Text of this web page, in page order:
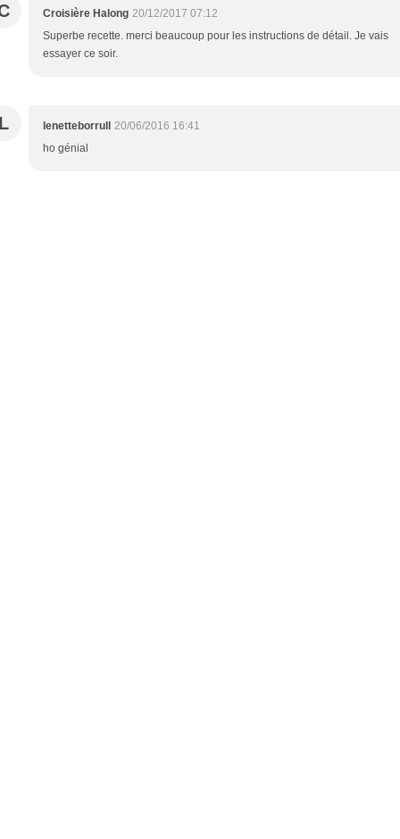
Croisière Halong 20/12/2017 07:12
Superbe recette. merci beaucoup pour les instructions de détail. Je vais
essayer ce soir.
lenetteborrull
20/06/2016 16:41
ho génial